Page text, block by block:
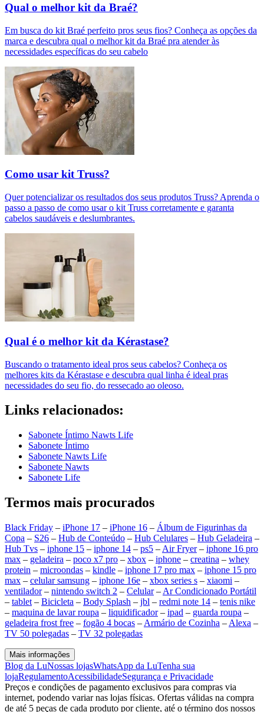
Qual o melhor kit da Braé?
Em busca do kit Braé perfeito pros seus fios? Conheça as opções da
marca e descubra qual o melhor kit da Braé pra atender às
necessidades específicas do seu cabelo
Como usar kit Truss?
Quer potencializar os resultados dos seus produtos Truss? Aprenda o
passo a passo de como usar o kit Truss corretamente e garanta
cabelos saudáveis e deslumbrantes.
Qual é o melhor kit da Kérastase?
Buscando o tratamento ideal pros seus cabelos? Conheça os
melhores kits da Kérastase e descubra qual linha é ideal pras
necessidades do seu fio, do ressecado ao oleoso.
Links relacionados:
Sabonete Íntimo Nawts Life
Sabonete Íntimo
Sabonete Nawts Life
Sabonete Nawts
Sabonete Life
Termos mais procurados
Black Friday – iPhone 17 – iPhone 16 – Álbum de Figurinhas da
Copa – S26 – Hub de Conteúdo – Hub Celulares – Hub Geladeira –
Hub Tvs – iphone 15 – iphone 14 – ps5 – Air Fryer– iphone 16 pro
max – geladeira – poco x7 pro – xbox – iphone – creatina – whey
protein – microondas – kindle – iphone 17 pro max – iphone 15 pro
max – celular samsung – iphone 16e – xbox series s – xiaomi –
ventilador– nintendo switch 2 – Celular– Ar Condicionado Portátil
– tablet – Bicicleta – Body Splash – jbl – redmi note 14 – tenis nike
– maquina de lavar roupa – liquidificador– ipad – guarda roupa –
geladeira frost free – fogão 4 bocas – Armário de Cozinha – Alexa –
TV 50 polegadas – TV 32 polegadas
Mais informações
Blog da LuNossas lojasWhatsApp da LuTenha sua
lojaRegulamentoAcessibilidadeSegurança e Privacidade
Preços e condições de pagamento exclusivos para compras via
internet, podendo variar nas lojas físicas. Ofertas válidas na compra
de até 5 peças de cada produto por cliente, até o término dos nossos